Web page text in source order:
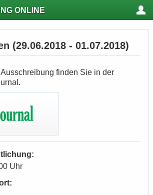
ONLINE
(29.06.2018 - 01.07.2018)
finden Sie in der
Uhr